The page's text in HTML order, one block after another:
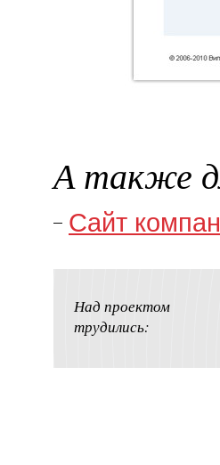
А также
Cайт
Над проектом
трудились: